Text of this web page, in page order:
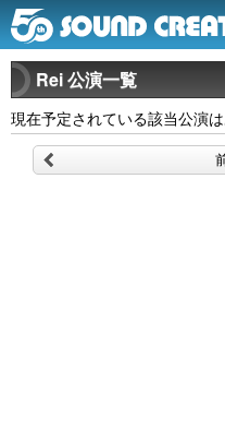
Rei 公演一覧
現在予定されている該当公演は